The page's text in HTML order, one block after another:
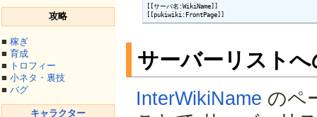
攻略
■ 稼ぎ
■ 育成
■ トロフィー
■ 小ネタ・裏技
■ バグ
キャラクター
[[サーバ名:WikiName]]
[[pukiwiki:FrontPage]]
サーバーリストへ
InterWikiName のペ